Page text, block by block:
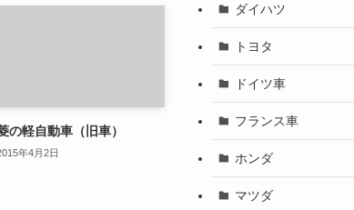
の軽自動車（旧車）
年4月2日
ダイハツ
トヨタ
ドイツ車
フランス車
ホンダ
マツダ